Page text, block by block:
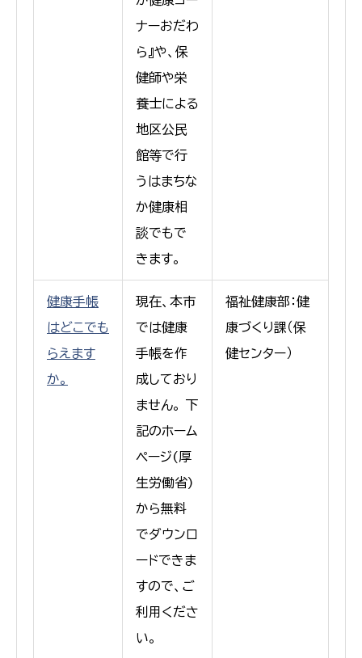
ナーおだわ
ら』や、保
健師や栄
養士による
地区公民
館等で行
うはまちな
か健康相
談でもで
きます。
健康手帳
はどこでも
らえます
か。
現在、本市
では健康
手帳を作
成しており
ません。 下
記のホーム
ページ(厚
生労働省)
から無料
でダウンロ
ードできま
すので、ご
利用くださ
い。
福祉健康部：健
康づくり課（保
健センター）